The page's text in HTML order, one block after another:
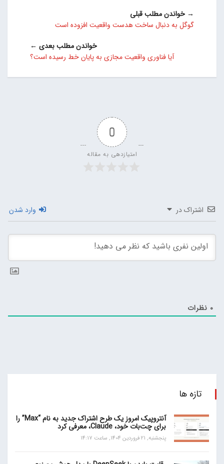
→ خواندن مطلب قبلی
گوگل به دنبال ساخت هدست واقعیت افزوده است
خواندن مطلب بعدی ←
آیا فناوری واقعیت مجازی به پایان خط رسیده است؟
0
امتیازدهی به مقاله
اشتراک در وارد شدن
0 نظرات
تازه ها
آنتروپیک امروز یک طرح اشتراک جدید به نام “Max” را
برای چت‌بات خود، Claude، معرفی کرد
پنجشنبه, 21 فروردین 1404, ساعت 14:17